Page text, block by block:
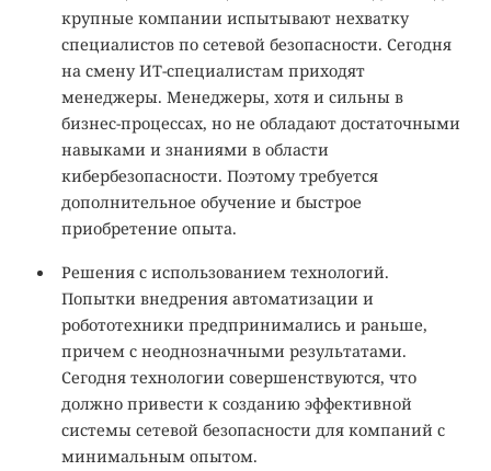
крупные компании испытывают нехватку
специалистов по сетевой безопасности. Сегодня
на смену ИТ-специалистам приходят
менеджеры. Менеджеры, хотя и сильны в
бизнес-процессах, но не обладают достаточными
навыками и знаниями в области
кибербезопасности. Поэтому требуется
дополнительное обучение и быстрое
приобретение опыта.
Решения с использованием технологий.
Попытки внедрения автоматизации и
робототехники предпринимались и раньше,
причем с неоднозначными результатами.
Сегодня технологии совершенствуются, что
должно привести к созданию эффективной
системы сетевой безопасности для компаний с
минимальным опытом.